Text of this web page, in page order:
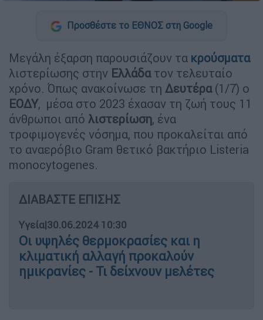
Προσθέστε το ΕΘΝΟΣ στη Google
Μεγάλη έξαρση παρουσιάζουν τα κρούσματα
λιστερίωσης στην Ελλάδατον τελευταίο
χρόνο. Όπως ανακοίνωσε τη Δευτέρα(1/7) ο
ΕΟΔΥ, μέσα στο 2023 έχασαν τη ζωή τους 11
άνθρωποι από λιστερίωση, ένα
τροφιμογενές νόσημα, που προκαλείται από
το αναερόβιο Gram θετικό βακτήριο Listeria
monocytogenes.
ΔΙΑΒΑΣΤΕ ΕΠΙΣΗΣ
Υγεία|30.06.2024 10:30
Οι υψηλές θερμοκρασίες και η
κλιματική αλλαγή προκαλούν
ημικρανίες - Τι δείχνουν μελέτες